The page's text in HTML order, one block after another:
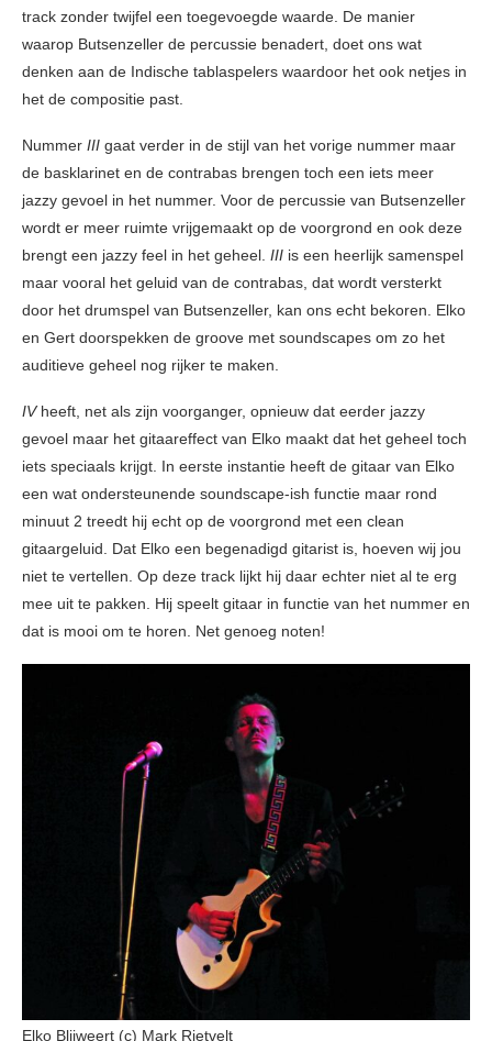
track zonder twijfel een toegevoegde waarde. De manier
waarop Butsenzeller de percussie benadert, doet ons wat
denken aan de Indische tablaspelers waardoor het ook netjes in
het de compositie past.
Nummer III gaat verder in de stijl van het vorige nummer maar
de basklarinet en de contrabas brengen toch een iets meer
jazzy gevoel in het nummer. Voor de percussie van Butsenzeller
wordt er meer ruimte vrijgemaakt op de voorgrond en ook deze
brengt een jazzy feel in het geheel. III is een heerlijk samenspel
maar vooral het geluid van de contrabas, dat wordt versterkt
door het drumspel van Butsenzeller, kan ons echt bekoren. Elko
en Gert doorspekken de groove met soundscapes om zo het
auditieve geheel nog rijker te maken.
IVheeft, net als zijn voorganger, opnieuw dat eerder jazzy
gevoel maar het gitaareffect van Elko maakt dat het geheel toch
iets speciaals krijgt. In eerste instantie heeft de gitaar van Elko
een wat ondersteunende soundscape-ish functie maar rond
minuut 2 treedt hij echt op de voorgrond met een clean
gitaargeluid. Dat Elko een begenadigd gitarist is, hoeven wij jou
niet te vertellen. Op deze track lijkt hij daar echter niet al te erg
mee uit te pakken. Hij speelt gitaar in functie van het nummer en
dat is mooi om te horen. Net genoeg noten!
Elko Blijweert (c) Mark Rietvelt